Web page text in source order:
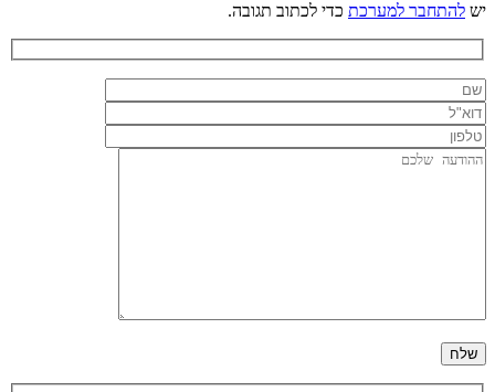
יש להתחבר למערכת כדי לכתוב תגובה.